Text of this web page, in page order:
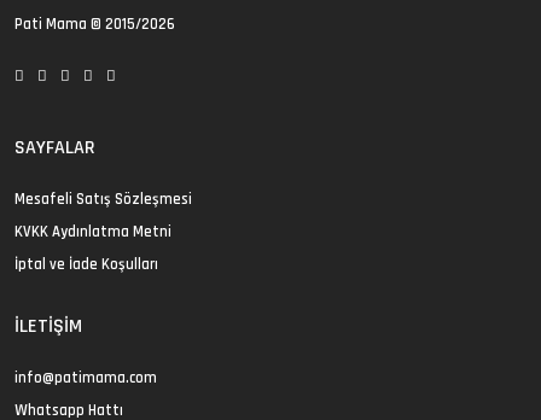
Pati Mama © 2015/2026
SAYFALAR
Mesafeli Satış Sözleşmesi
KVKK Aydınlatma Metni
İptal ve İade Koşulları
İLETIŞIM
info@patimama.com
Whatsapp Hattı